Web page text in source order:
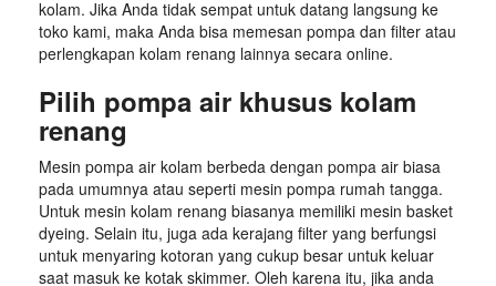
kolam. Jika Anda tidak sempat untuk datang langsung ke
toko kami, maka Anda bisa memesan pompa dan filter atau
perlengkapan kolam renang lainnya secara online.
Pilih pompa air khusus kolam
renang
Mesin pompa air kolam berbeda dengan pompa air biasa
pada umumnya atau seperti mesin pompa rumah tangga.
Untuk mesin kolam renang biasanya memiliki mesin basket
dyeing. Selain itu, juga ada kerajang filter yang berfungsi
untuk menyaring kotoran yang cukup besar untuk keluar
saat masuk ke kotak skimmer. Oleh karena itu, jika anda